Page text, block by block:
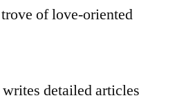
of love-oriented
detailed articles